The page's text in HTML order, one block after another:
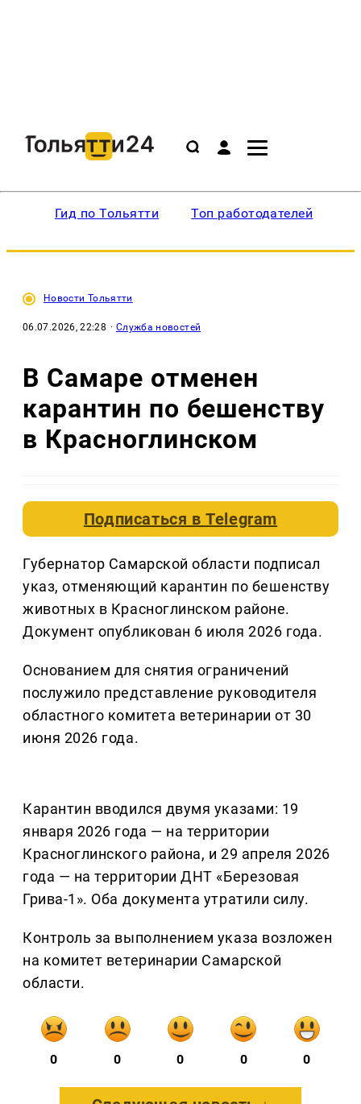
Гид по Тольятти Топ работодателей
Новости Тольятти
06.07.2026, 22:28 · Служба новостей
В Самаре отменен
карантин по бешенству
в Красноглинском
Подписаться вTelegram
Губернатор Самарской области подписал
указ, отменяющий карантин по бешенству
животных в Красноглинском районе.
Документ опубликован 6 июля 2026 года.
Основанием для снятия ограничений
послужило представление руководителя
областного комитета ветеринарии от 30
июня 2026 года.
Карантин вводился двумя указами: 19
января 2026 года — на территории
Красноглинского района, и 29 апреля 2026
года — на территории ДНТ «Березовая
Грива-1». Оба документа утратили силу.
Контроль за выполнением указа возложен
на комитет ветеринарии Самарской
области.
0 0 0 0 0